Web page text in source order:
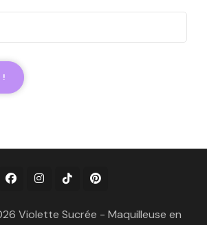
Violette Sucrée - Maquilleuse en